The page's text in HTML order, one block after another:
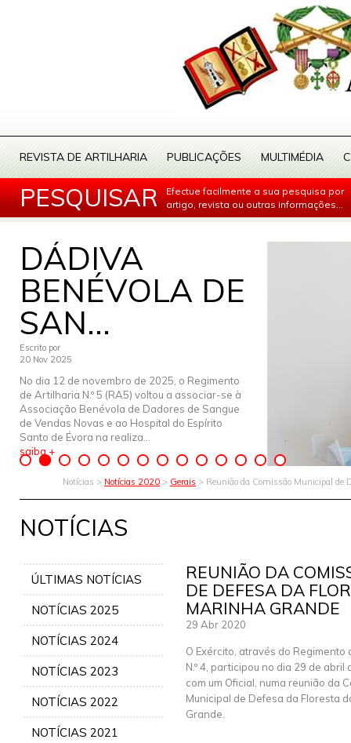
REVISTA DE ARTILHARIA PUBLICAÇÕES MULTIMÉDIA
PESQUISAR
Efectue facilmente a sua pesquisa por
artigo, revista ou outras informações...
DÁDIVA
BENÉVOLA DE
SAN...
Escrito por
20 Nov 2025
No dia 12 de novembro de 2025, o Regimento
de Artilharia N.º 5 (RA5) voltou a associar-se à
Associação Benévola de Dadores de Sangue
de Vendas Novas e ao Hospital do Espírito
Santo de Évora na realiza...
saiba +
Notícias > Notícias 2020 > Gerais > Reunião da Comissão Municipal de
NOTÍCIAS
ÚLTIMAS NOTÍCIAS
NOTÍCIAS 2025
NOTÍCIAS 2024
NOTÍCIAS 2023
NOTÍCIAS 2022
NOTÍCIAS 2021
REUNIÃO DA
DE DEFESA DA
MARINHA GRANDE
29 Abr 2020
O Exército, através do
N.º 4, participou no dia 29 de abril
com um Oficial, numa reunião da
Municipal de Defesa da Floresta
Grande.